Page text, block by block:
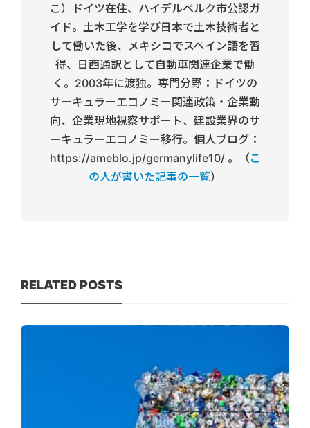
こ）ドイツ在住、ハイデルベルク市公認ガ
イド。土木工学を学び日本で土木技術者と
して働いた後、メキシコでスペイン語を習
得、日西通訳として自動車関連企業で働
く。2003年に渡独。専門分野：ドイツの
サーキュラーエコノミー関連政策・企業動
向、企業現地視察サポート、建設業界のサ
ーキュラーエコノミー移行。個人ブログ：
https://ameblo.jp/germanylife10/ 。（こ
の人が書いた記事の一覧）
RELATED POSTS